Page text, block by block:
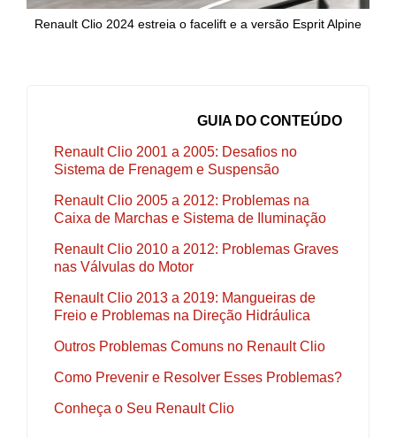
Renault Clio 2024 estreia o facelift e a versão Esprit Alpine
GUIA DO CONTEÚDO
Renault Clio 2001 a 2005: Desafios no
Sistema de Frenagem e Suspensão
Renault Clio 2005 a 2012: Problemas na
Caixa de Marchas e Sistema de Iluminação
Renault Clio 2010 a 2012: Problemas Graves
nas Válvulas do Motor
Renault Clio 2013 a 2019: Mangueiras de
Freio e Problemas na Direção Hidráulica
Outros Problemas Comuns no Renault Clio
Como Prevenir e Resolver Esses Problemas?
Conheça o Seu Renault Clio